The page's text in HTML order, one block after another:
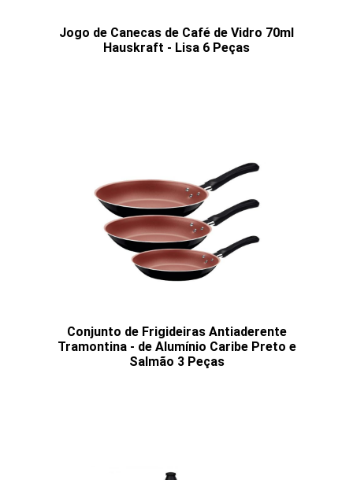
Jogo de Canecas de Café de Vidro 70ml
Hauskraft - Lisa 6 Peças
Conjunto de Frigideiras Antiaderente
Tramontina - de Alumínio Caribe Preto e
Salmão 3 Peças